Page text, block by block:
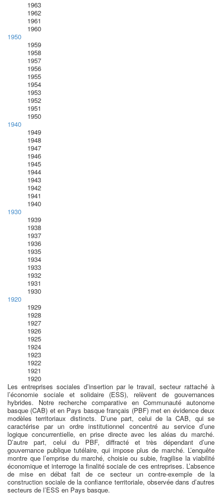
1963
1962
1961
1960
1950
1959
1958
1957
1956
1955
1954
1953
1952
1951
1950
1940
1949
1948
1947
1946
1945
1944
1943
1942
1941
1940
1930
1939
1938
1937
1936
1935
1934
1933
1932
1931
1930
1920
1929
1928
1927
1926
1925
1924
1923
1922
1921
1920
Les entreprises sociales d’insertion par le travail, secteur rattaché à
l’économie sociale et solidaire (ESS), relèvent de gouvernances
hybrides. Notre recherche comparative en Communauté autonome
basque (CAB) et en Pays basque français (PBF) met en évidence deux
modèles territoriaux distincts. D’une part, celui de la CAB, qui se
caractérise par un ordre institutionnel concentré au service d’une
logique concurrentielle, en prise directe avec les aléas du marché.
D’autre part, celui du PBF, diffracté et très dépendant d’une
gouvernance publique tutélaire, qui impose plus de marché. L’enquête
montre que l’emprise du marché, choisie ou subie, fragilise la viabilité
économique et interroge la finalité sociale de ces entreprises. L’absence
de mise en débat fait de ce secteur un contre-exemple de la
construction sociale de la confiance territoriale, observée dans d’autres
secteurs de l’ESS en Pays basque.